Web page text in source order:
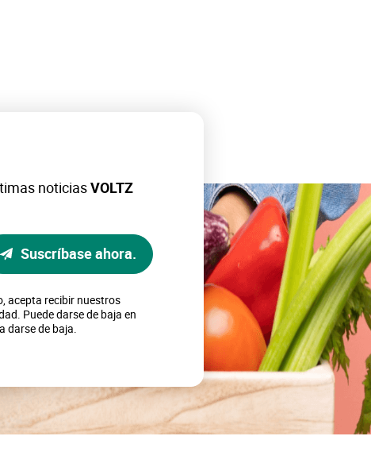
noticiasVOLTZ
Suscríbase ahora.
acepta recibir nuestros
Puede darse de baja en
darse de baja.